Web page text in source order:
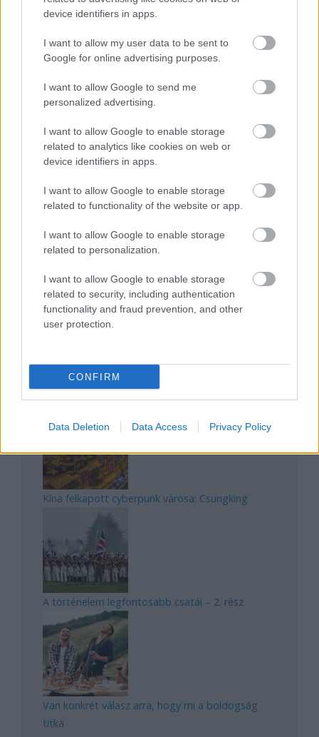
device identifiers in apps.
I want to allow my user data to be sent to
Google for online advertising purposes.
I want to allow Google to send me
personalized advertising.
I want to allow Google to enable storage
related to analytics like cookies on web or
device identifiers in apps.
I want to allow Google to enable storage
related to functionality of the website or app.
I want to allow Google to enable storage
related to personalization.
I want to allow Google to enable storage
related to security, including authentication
functionality and fraud prevention, and other
user protection.
CONFIRM
Data Deletion Data Access Privacy Policy
Mik alakítják a gondolkodásod? Avagy a kognitív
torzítások
Az egygyermekes politika és Kína gazdasági
kihívásai
Japán sebességre kapcsol – A gyorsvasút
Kína felkapott cyberpunk városa: Csungking
A történelem legfontosabb csatái – 2. rész
Van konkrét válasz arra, hogy mi a boldogság
titka